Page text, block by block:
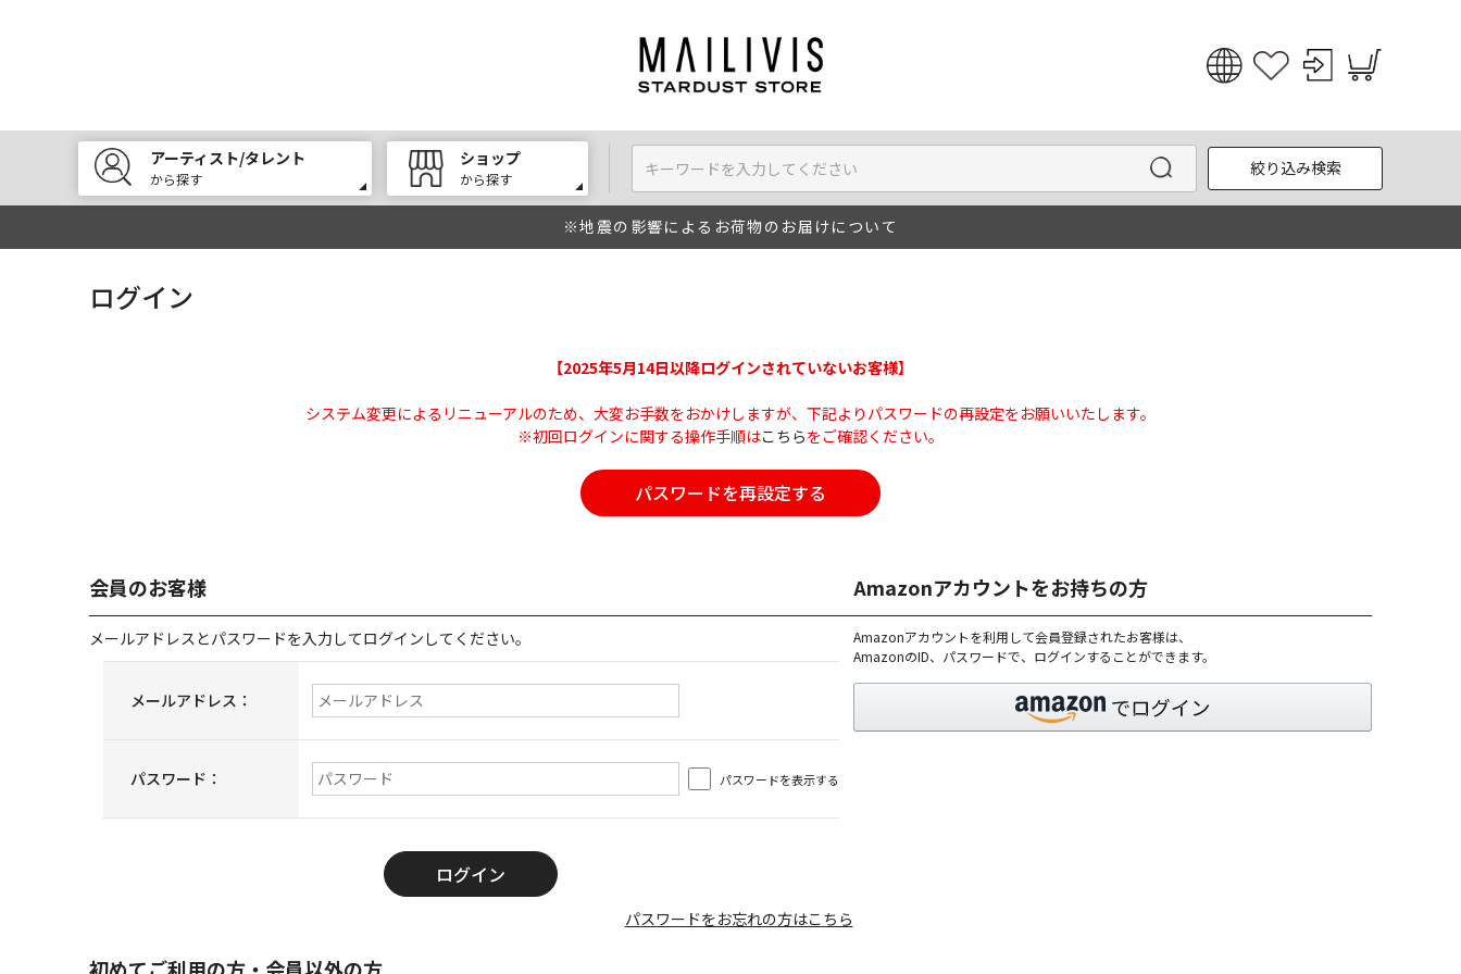
English
한국어
アーティスト/タレント
から探す
ショップ
から探す
絞り込み検索
※地震の影響によるお荷物のお届けについて
ログイン
【2025年5月14日以降ログインされていないお客様】
システム変更によるリニューアルのため、大変お手数をおかけしますが、下記よりパスワードの再設定をお願いいたします。
※初回ログインに関する操作手順はこちらをご確認ください。
パスワードを再設定する
会員のお客様
メールアドレスとパスワードを入力してログインしてください。
メールアドレス：
パスワード： パスワードを表示する
パスワードをお忘れの方はこちら
Amazonアカウントをお持ちの方
Amazonアカウントを利用して会員登録されたお客様は、
AmazonのID、パスワードで、ログインすることができます。